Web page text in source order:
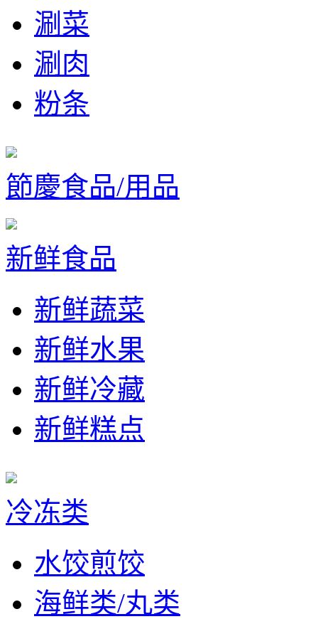
涮菜
涮肉
粉条
節慶食品/用品
新鲜食品
新鲜蔬菜
新鲜水果
新鲜冷藏
新鲜糕点
冷冻类
水饺煎饺
海鲜类/丸类